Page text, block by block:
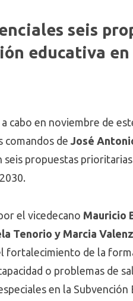
seis
educativa en
cabo en noviembre de
comandos de José
seis propuestas
el vicedecano Mauricio
Tenorio y Marcia
fortalecimiento de la
o problemas de
en la